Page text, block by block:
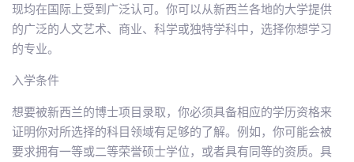
现均在国际上受到广泛认可。你可以从新西兰各地的大学提供
的广泛的人文艺术、商业、科学或独特学科中，选择你想学习
的专业。
入学条件
想要被新西兰的博士项目录取，你必须具备相应的学历资格来
证明你对所选择的科目领域有足够的了解。例如，你可能会被
要求拥有一等或二等荣誉硕士学位，或者具有同等的资质。具